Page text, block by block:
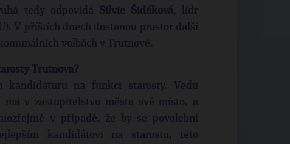
tedy odpovídá Silvie Šidáková, lídr
V příštích dnech dostanou prostor další
volbách v Trutnově.
Trutnova?
kandidaturu na funkci starosty. Vedu
v zastupitelstvu města své místo, a
v případě, že by se povolební
kandidátovi na starostu, této